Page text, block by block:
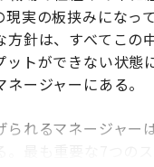
実の板挟みにな
針は、すべてこ
トができない状
ージャーにある。
れるマネージャ